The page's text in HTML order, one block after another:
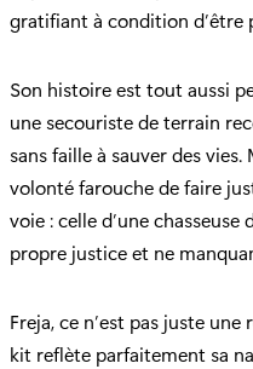
gratifiant à condition d’être
Son histoire est tout aussi
une secouriste de terrain
sans faille à sauver des
volonté farouche de faire
voie : celle d’une
propre justice et ne
Freja, ce n’est pas juste
kit reflète parfaitement sa